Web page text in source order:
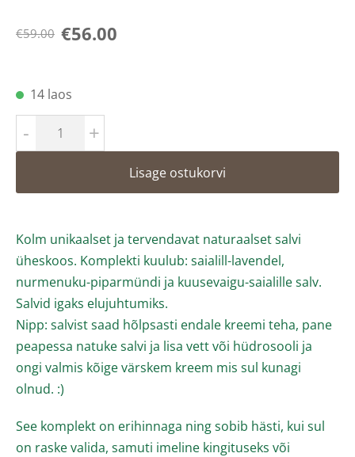
€59.00 €56.00
14 laos
- +
Lisage ostukorvi
Kolm unikaalset ja tervendavat naturaalset salvi
üheskoos. Komplekti kuulub: saialill-lavendel,
nurmenuku-piparmündi ja kuusevaigu-saialille salv.
Salvid igaks elujuhtumiks.
Nipp: salvist saad hõlpsasti endale kreemi teha, pane
peapessa natuke salvi ja lisa vett või hüdrosooli ja
ongi valmis kõige värskem kreem mis sul kunagi
olnud. :)
See komplekt on erihinnaga ning sobib hästi, kui sul
on raske valida, samuti imeline kingituseks või